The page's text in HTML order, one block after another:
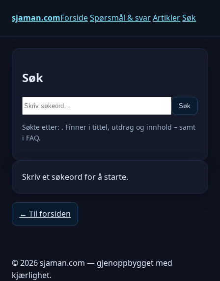
sjaman.comForsideSpørsmål & svarArtiklerSøk
Søk
Søk
Søkte etter: . Finner i tittel, utdrag og innhold – samt
i FAQ.
Skriv et søkeord for å starte.
← Til forsiden
© 2026 sjaman.com — gjenoppbygget med
kjærlighet.